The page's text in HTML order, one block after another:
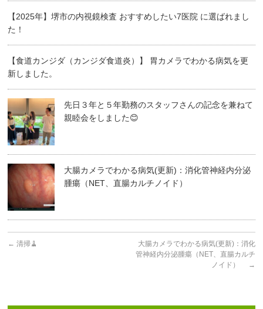
【2025年】堺市の内視鏡検査 おすすめしたい7医院 に選ばれまし
た！
【食道カンジダ（カンジダ食道炎）】 胃カメラでわかる病気を更
新しました。
先日３年と５年勤務のスタッフさんの記念を兼ねて
親睦会をしました😊
大腸カメラでわかる病気(更新)：消化管神経内分泌
腫瘍（NET、直腸カルチノイド）
← 清掃🧹
大腸カメラでわかる病気(更新)：消化
管神経内分泌腫瘍（NET、直腸カルチ
ノイド）
→